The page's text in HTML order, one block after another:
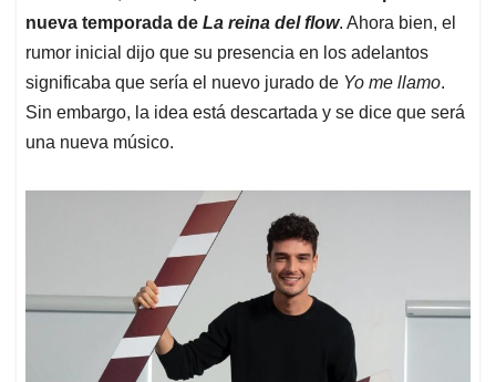
nueva temporada de La reina del flow. Ahora bien, el
rumor inicial dijo que su presencia en los adelantos
significaba que sería el nuevo jurado de Yo me llamo.
Sin embargo, la idea está descartada y se dice que será
una nueva músico.